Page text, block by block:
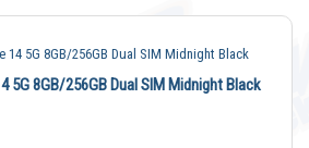
5G 8GB/256GB Dual SIM Midnight Black